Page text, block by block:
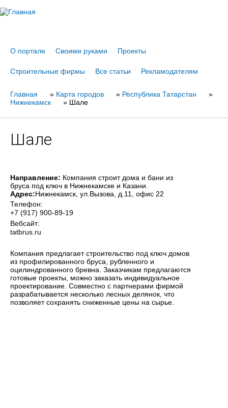
О портале Своими руками Проекты
Строительные фирмы Все статьи Рекламодателям
Вы
Главная » Карта городов » Республика Татарстан
»
Нижнекамск
» Шале
Шале
Направление: Компания строит дома и бани из
бруса под ключ в Нижнекамске и Казани.
Адрес:Нижнекамск , ул.Вызова, д.11, офис 22
Телефон:
+7 (917) 900-89-19
Вебсайт:
tatbrus.ru
Компания предлагает строительство под ключ домов
из профилированного бруса, рубленного и
оцилиндрованного бревна. Заказчикам предлагаются
готовые проекты, можно заказать индивидуальное
проектирование. Совместно с партнерами фирмой
разрабатывается несколько лесных делянок, что
позволяет сохранять сниженные цены на сырье.